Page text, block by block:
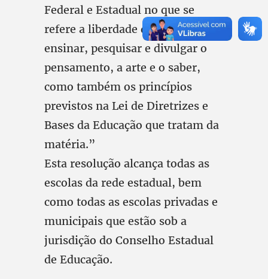
Federal e Estadual no que se
refere a liberdade de aprender,
ensinar, pesquisar e divulgar o
pensamento, a arte e o saber,
como também os princípios
previstos na Lei de Diretrizes e
Bases da Educação que tratam da
matéria.”
Esta resolução alcança todas as
escolas da rede estadual, bem
como todas as escolas privadas e
municipais que estão sob a
jurisdição do Conselho Estadual
de Educação.